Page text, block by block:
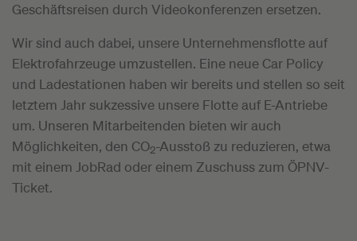
Geschäftsreisen durch Videokonferenzen ersetzen.
Wir sind auch dabei, unsere Unternehmensflotte auf
Elektrofahrzeuge umzustellen. Eine neue Car Policy
und Ladestationen haben wir bereits und stellen so seit
letztem Jahr sukzessive unsere Flotte auf E-Antriebe
um. Unseren Mitarbeitenden bieten wir auch
Möglichkeiten, den CO2-Ausstoß zu reduzieren, etwa
mit einem JobRad oder einem Zuschuss zum ÖPNV-
Ticket.